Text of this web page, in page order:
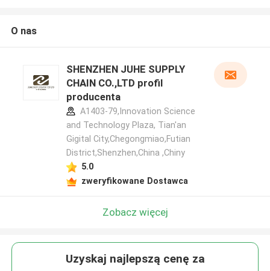
O nas
SHENZHEN JUHE SUPPLY
CHAIN CO.,LTD profil
producenta
A1403-79,Innovation Science
and Technology Plaza, Tian'an
Gigital City,Chegongmiao,Futian
District,Shenzhen,China ,Chiny
5.0
zweryfikowane Dostawca
Zobacz więcej
Uzyskaj najlepszą cenę za